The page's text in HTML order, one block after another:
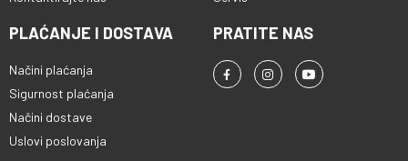
PLAĆANJE I DOSTAVA
Načini plaćanja
Sigurnost plaćanja
Načini dostave
Uslovi poslovanja
PRATITE NAS